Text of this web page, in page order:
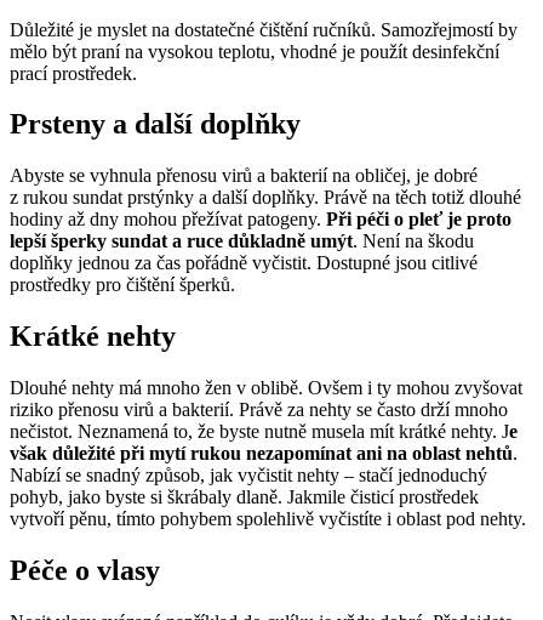
Důležité je myslet na dostatečné čištění ručníků. Samozřejmostí by
mělo být praní na vysokou teplotu, vhodné je použít desinfekční
prací prostředek.
Prsteny a další doplňky
Abyste se vyhnula přenosu virů a bakterií na obličej, je dobré
z rukou sundat prstýnky a další doplňky. Právě na těch totiž dlouhé
hodiny až dny mohou přežívat patogeny. Při péči o pleť je proto
lepší šperky sundat a ruce důkladně umýt. Není na škodu
doplňky jednou za čas pořádně vyčistit. Dostupné jsou citlivé
prostředky pro čištění šperků.
Krátké nehty
Dlouhé nehty má mnoho žen v oblibě. Ovšem i ty mohou zvyšovat
riziko přenosu virů a bakterií. Právě za nehty se často drží mnoho
nečistot. Neznamená to, že byste nutně musela mít krátké nehty. Je
však důležité při mytí rukou nezapomínat ani na oblast nehtů.
Nabízí se snadný způsob, jak vyčistit nehty – stačí jednoduchý
pohyb, jako byste si škrábaly dlaně. Jakmile čisticí prostředek
vytvoří pěnu, tímto pohybem spolehlivě vyčistíte i oblast pod nehty.
Péče o vlasy